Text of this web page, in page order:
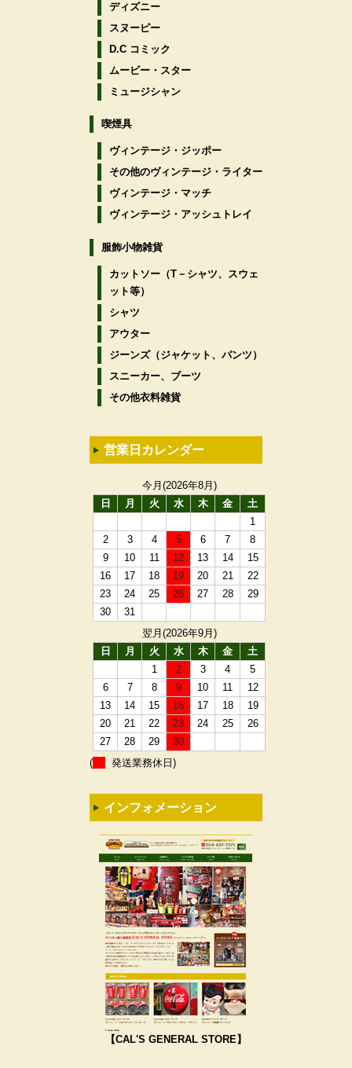
ディズニー
スヌーピー
D.C コミック
ムービー・スター
ミュージシャン
喫煙具
ヴィンテージ・ジッポー
その他のヴィンテージ・ライター
ヴィンテージ・マッチ
ヴィンテージ・アッシュトレイ
服飾小物雑貨
カットソー（T－シャツ、スウェ
ット等）
シャツ
アウター
ジーンズ（ジャケット、パンツ）
スニーカー、ブーツ
その他衣料雑貨
営業日カレンダー
今月(2026年8月)
日
月 火 水 木 金
土
1
2
3 4 5 6 7
8
9
10 11 12 13 14
15
16
17 18 19 20 21
22
23
24 25 26 27 28
29
30
31
翌月(2026年9月)
日
月 火 水 木 金
土
1
2 3 4
5
6
7 8 9 10 11
12
13
14 15 16 17 18
19
20
21 22 23 24 25
26
27
28 29
30
(
発送業務休日)
インフォメーション
【CAL'S GENERAL STORE】